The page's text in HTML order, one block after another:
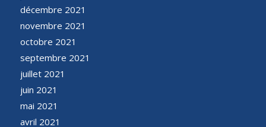
décembre 2021
novembre 2021
octobre 2021
septembre 2021
juillet 2021
juin 2021
mai 2021
avril 2021